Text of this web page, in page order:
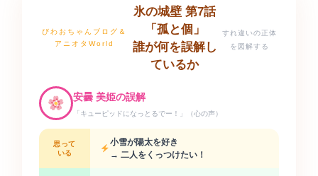
びわおちゃんブログ＆
アニオタWorld
氷の城壁 第7話
「孤と個」
誰が何を誤解し
ているか
すれ違いの正体
を図解する
安曇 美姫の誤解
「キューピッドになっとるでー！」（心の声）
思って
いる
小雪が陽太を好き
→ 二人をくっつけたい！